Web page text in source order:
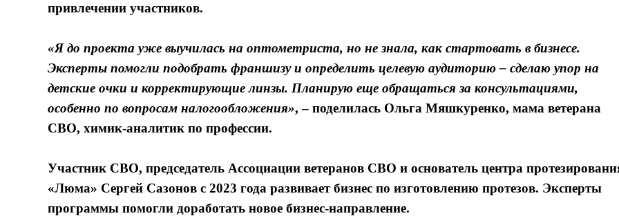
привлечении участников.
«Я до проекта уже выучилась на оптометриста, но не знала, как стартовать в бизнесе.
Эксперты помогли подобрать франшизу и определить целевую аудиторию – сделаю упор на
детские очки и корректирующие линзы. Планирую еще обращаться за консультациями,
особенно по вопросам налогообложения», – поделилась Ольга Мяшкуренко, мама ветерана
СВО, химик-аналитик по профессии.
Участник СВО, председатель Ассоциации ветеранов СВО и основатель центра
«Люма» Сергей Сазонов с 2023 года развивает бизнес по изготовлению протезов. Эксперты
программы помогли доработать новое бизнес-направление.